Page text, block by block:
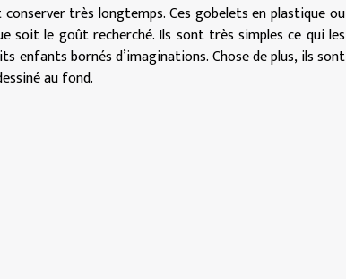
très longtemps. Ces gobelets en plastique ou
soit le goût recherché. Ils sont très simples ce qui les
enfants bornés d’imaginations. Chose de plus, ils sont
au fond.